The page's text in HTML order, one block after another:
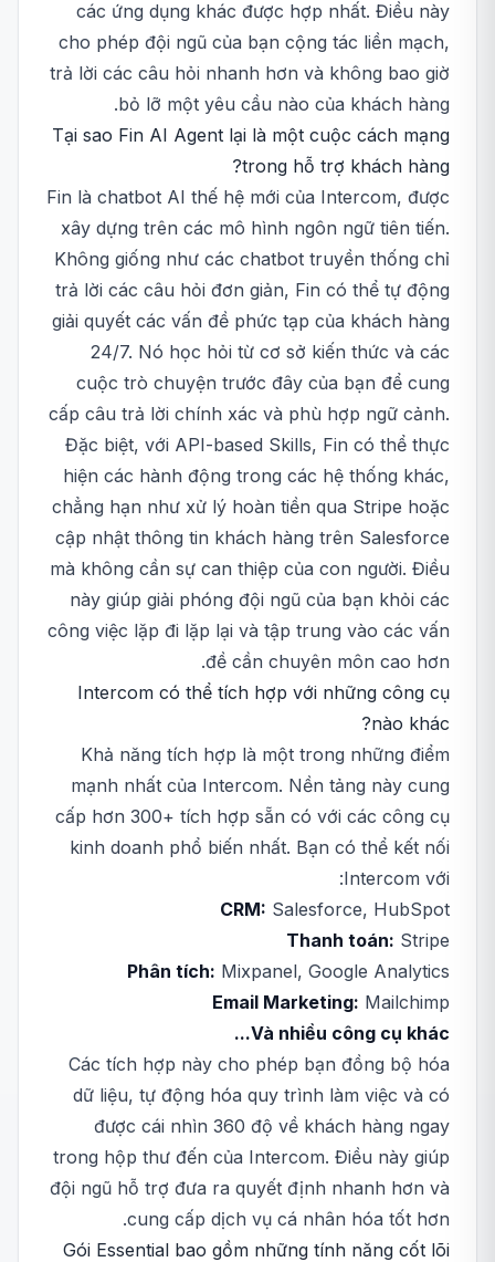
các ứng dụng khác được hợp nhất. Điều này
cho phép đội ngũ của bạn cộng tác liền mạch,
trả lời các câu hỏi nhanh hơn và không bao giờ
bỏ lỡ một yêu cầu nào của khách hàng.
Tại sao Fin AI Agent lại là một cuộc cách mạng
trong hỗ trợ khách hàng?
Fin là chatbot AI thế hệ mới của Intercom, được
xây dựng trên các mô hình ngôn ngữ tiên tiến.
Không giống như các chatbot truyền thống chỉ
trả lời các câu hỏi đơn giản, Fin có thể tự động
giải quyết các vấn đề phức tạp của khách hàng
24/7. Nó học hỏi từ cơ sở kiến thức và các
cuộc trò chuyện trước đây của bạn để cung
cấp câu trả lời chính xác và phù hợp ngữ cảnh.
Đặc biệt, với API-based Skills, Fin có thể thực
hiện các hành động trong các hệ thống khác,
chẳng hạn như xử lý hoàn tiền qua Stripe hoặc
cập nhật thông tin khách hàng trên Salesforce
mà không cần sự can thiệp của con người. Điều
này giúp giải phóng đội ngũ của bạn khỏi các
công việc lặp đi lặp lại và tập trung vào các vấn
đề cần chuyên môn cao hơn.
Intercom có thể tích hợp với những công cụ
nào khác?
Khả năng tích hợp là một trong những điểm
mạnh nhất của Intercom. Nền tảng này cung
cấp hơn 300+ tích hợp sẵn có với các công cụ
kinh doanh phổ biến nhất. Bạn có thể kết nối
Intercom với:
CRM: Salesforce, HubSpot
Thanh toán: Stripe
Phân tích: Mixpanel, Google Analytics
Email Marketing: Mailchimp
Và nhiều công cụ khác...
Các tích hợp này cho phép bạn đồng bộ hóa
dữ liệu, tự động hóa quy trình làm việc và có
được cái nhìn 360 độ về khách hàng ngay
trong hộp thư đến của Intercom. Điều này giúp
đội ngũ hỗ trợ đưa ra quyết định nhanh hơn và
cung cấp dịch vụ cá nhân hóa tốt hơn.
Gói Essential bao gồm những tính năng cốt lõi